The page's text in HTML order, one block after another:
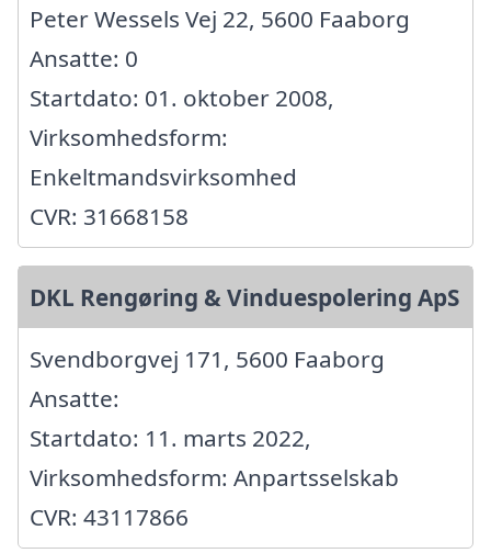
Peter Wessels Vej 22, 5600 Faaborg
Ansatte: 0
Startdato: 01. oktober 2008,
Virksomhedsform:
Enkeltmandsvirksomhed
CVR: 31668158
DKL Rengøring & Vinduespolering ApS
Svendborgvej 171, 5600 Faaborg
Ansatte:
Startdato: 11. marts 2022,
Virksomhedsform: Anpartsselskab
CVR: 43117866